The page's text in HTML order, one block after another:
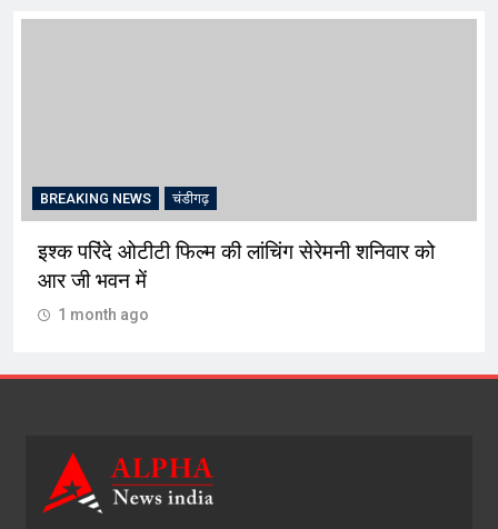
BREAKING NEWS चंडीगढ़
इश्क परिंदे ओटीटी फिल्म की लांचिंग सेरेमनी शनिवार को
आर जी भवन में
1 month ago